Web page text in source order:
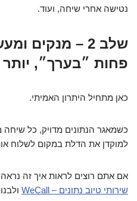
נטישה אחרי שיחה, ועוד.
שלב 2 – מנקים
פחות ״בערך״, יותר
כאן מתחיל היתרון האמיתי.
כשמאגר הנתונים מדויק, כל שיחה
למוקדן את הדלת במקום לשלוח
אם אתם רוצים לראות איך זה
שירותי טיוב נתונים – WeCall